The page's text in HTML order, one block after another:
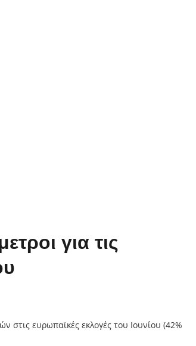
για τις
στις ευρωπαϊκές εκλογές του Ιουνίου (42%